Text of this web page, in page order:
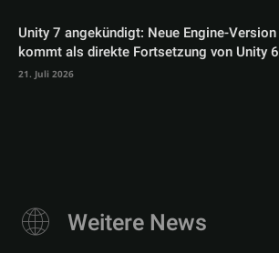
Unity 7 angekündigt: Neue Engine-Version
kommt als direkte Fortsetzung von Unity 6
21. Juli 2026
Weitere News